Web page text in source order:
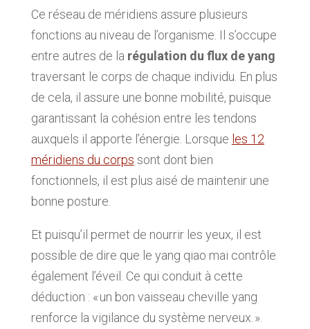
Ce réseau de méridiens assure plusieurs
fonctions au niveau de l’organisme. Il s’occupe
entre autres de la régulation du flux de yang
traversant le corps de chaque individu. En plus
de cela, il assure une bonne mobilité, puisque
garantissant la cohésion entre les tendons
auxquels il apporte l’énergie. Lorsque les 12
méridiens du corps sont dont bien
fonctionnels, il est plus aisé de maintenir une
bonne posture.
Et puisqu’il permet de nourrir les yeux, il est
possible de dire que le yang qiao mai contrôle
également l’éveil. Ce qui conduit à cette
déduction : « un bon vaisseau cheville yang
renforce la vigilance du système nerveux. ».